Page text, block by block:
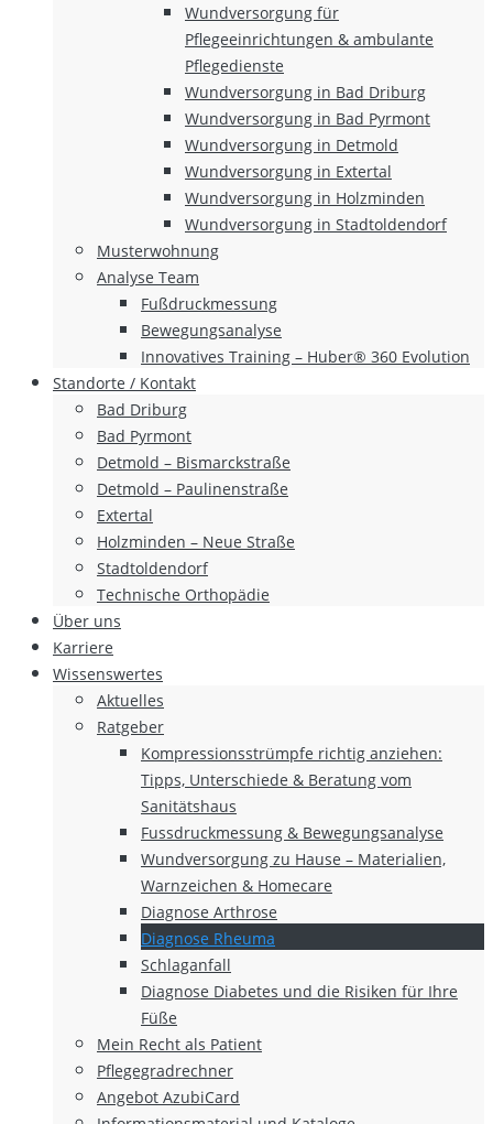
Wundversorgung für
Pflegeeinrichtungen & ambulante
Pflegedienste
Wundversorgung in Bad Driburg
Wundversorgung in Bad Pyrmont
Wundversorgung in Detmold
Wundversorgung in Extertal
Wundversorgung in Holzminden
Wundversorgung in Stadtoldendorf
Musterwohnung
Analyse Team
Fußdruckmessung
Bewegungsanalyse
Innovatives Training – Huber® 360 Evolution
Standorte / Kontakt
Bad Driburg
Bad Pyrmont
Detmold – Bismarckstraße
Detmold – Paulinenstraße
Extertal
Holzminden – Neue Straße
Stadtoldendorf
Technische Orthopädie
Über uns
Karriere
Wissenswertes
Aktuelles
Ratgeber
Kompressionsstrümpfe richtig anziehen:
Tipps, Unterschiede & Beratung vom
Sanitätshaus
Fussdruckmessung & Bewegungsanalyse
Wundversorgung zu Hause – Materialien,
Warnzeichen & Homecare
Diagnose Arthrose
Diagnose Rheuma
Schlaganfall
Diagnose Diabetes und die Risiken für Ihre
Füße
Mein Recht als Patient
Pflegegradrechner
Angebot AzubiCard